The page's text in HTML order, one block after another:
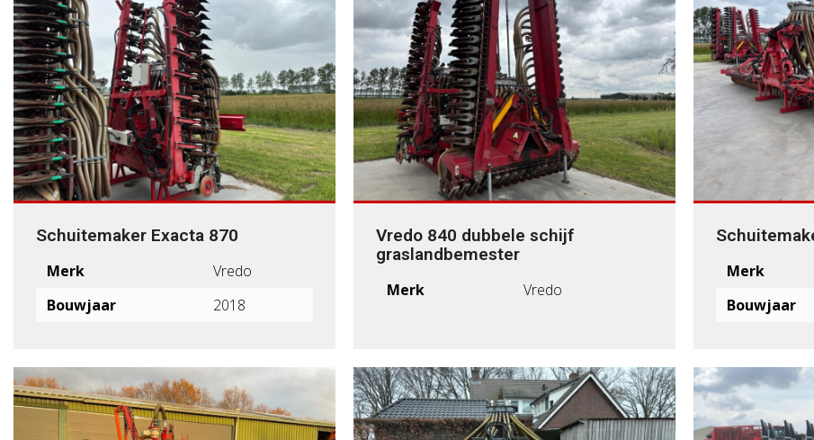
Schuitemaker Exacta 870
Merk
Vredo
Bouwjaar
2018
Vredo 840 dubbele schijf
graslandbemester
Merk Vredo
Merk
Bouwjaar